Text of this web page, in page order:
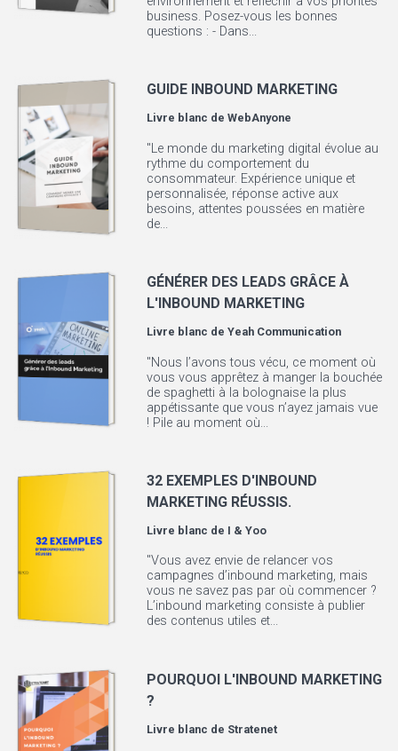
business. Posez-vous les bonnes
questions : - Dans...
GUIDE INBOUND MARKETING
Livre blanc deWebAnyone
"Le monde du marketing digital évolue au
rythme du comportement du
consommateur. Expérience unique et
personnalisée, réponse active aux
besoins, attentes poussées en matière
de...
GÉNÉRER DES LEADS GRÂCE À
L'INBOUND MARKETING
Livre blanc deYeah Communication
"Nous l’avons tous vécu, ce moment où
vous vous apprêtez à manger la bouchée
de spaghetti à la bolognaise la plus
appétissante que vous n’ayez jamais vue
! Pile au moment où...
32 EXEMPLES D'INBOUND
MARKETING RÉUSSIS.
Livre blanc de I & Yoo
"Vous avez envie de relancer vos
campagnes d’inbound marketing, mais
vous ne savez pas par où commencer ?
L’inbound marketing consiste à publier
des contenus utiles et...
POURQUOI L'INBOUND MARKETING
?
Livre blanc de Stratenet